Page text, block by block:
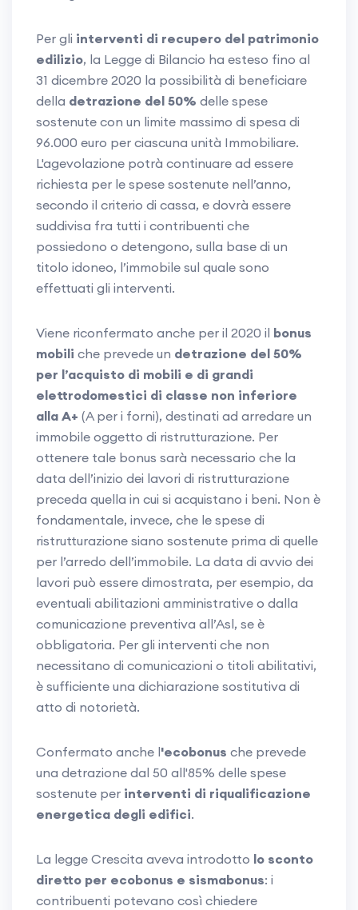
Per gli interventi di recupero del patrimonio
edilizio, la Legge di Bilancio ha esteso fino al
31 dicembre 2020 la possibilità di beneficiare
della detrazione del 50% delle spese
sostenute con un limite massimo di spesa di
96.000 euro per ciascuna unità Immobiliare.
L'agevolazione potrà continuare ad essere
richiesta per le spese sostenute nell’anno,
secondo il criterio di cassa, e dovrà essere
suddivisa fra tutti i contribuenti che
possiedono o detengono, sulla base di un
titolo idoneo, l’immobile sul quale sono
effettuati gli interventi.
Viene riconfermato anche per il 2020 il bonus
mobili che prevede un detrazione del 50%
per l’acquisto di mobili e di grandi
elettrodomestici di classe non inferiore
alla A+ (A per i forni), destinati ad arredare un
immobile oggetto di ristrutturazione. Per
ottenere tale bonus sarà necessario che la
data dell’inizio dei lavori di ristrutturazione
preceda quella in cui si acquistano i beni. Non è
fondamentale, invece, che le spese di
ristrutturazione siano sostenute prima di quelle
per l’arredo dell’immobile. La data di avvio dei
lavori può essere dimostrata, per esempio, da
eventuali abilitazioni amministrative o dalla
comunicazione preventiva all’Asl, se è
obbligatoria. Per gli interventi che non
necessitano di comunicazioni o titoli abilitativi,
è sufficiente una dichiarazione sostitutiva di
atto di notorietà.
Confermato anche l'ecobonus che prevede
una detrazione dal 50 all'85% delle spese
sostenute per interventi di riqualificazione
energetica degli edifici.
La legge Crescita aveva introdotto lo sconto
diretto per ecobonus e sismabonus: i
contribuenti potevano così chiedere